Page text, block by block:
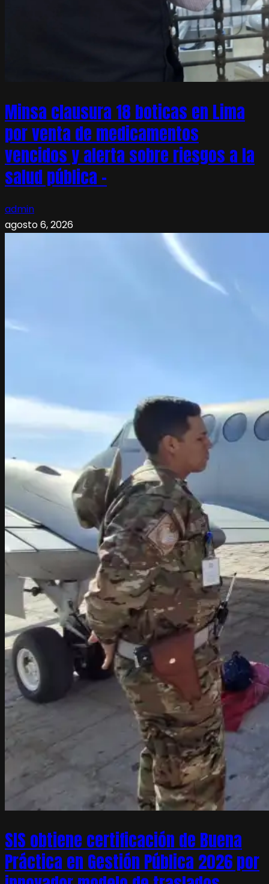
Minsa clausura 18 boticas en Lima
por venta de medicamentos
vencidos y alerta sobre riesgos a la
salud pública –
admin
agosto 6, 2026
SIS obtiene certificación de Buena
Práctica en Gestión Pública 2026 por